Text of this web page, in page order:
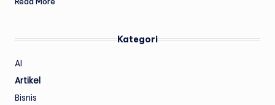
Kategori
AI
Artikel
Bisnis